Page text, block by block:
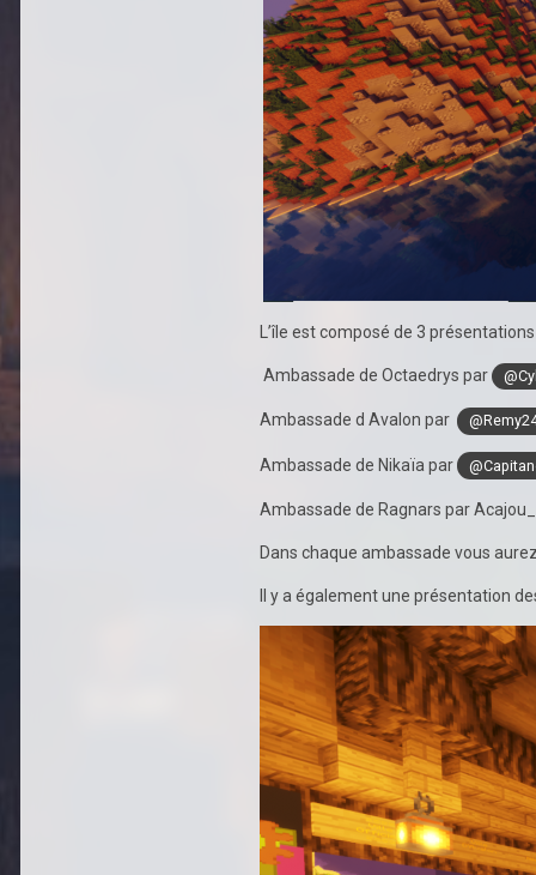
L’île est composé de 3
Ambassade de Octaedrys par
Ambassade d Avalon par
Ambassade de Nikaïa par
Ambassade de Ragnars par
Dans chaque ambassade vous
Il y a également une présentation